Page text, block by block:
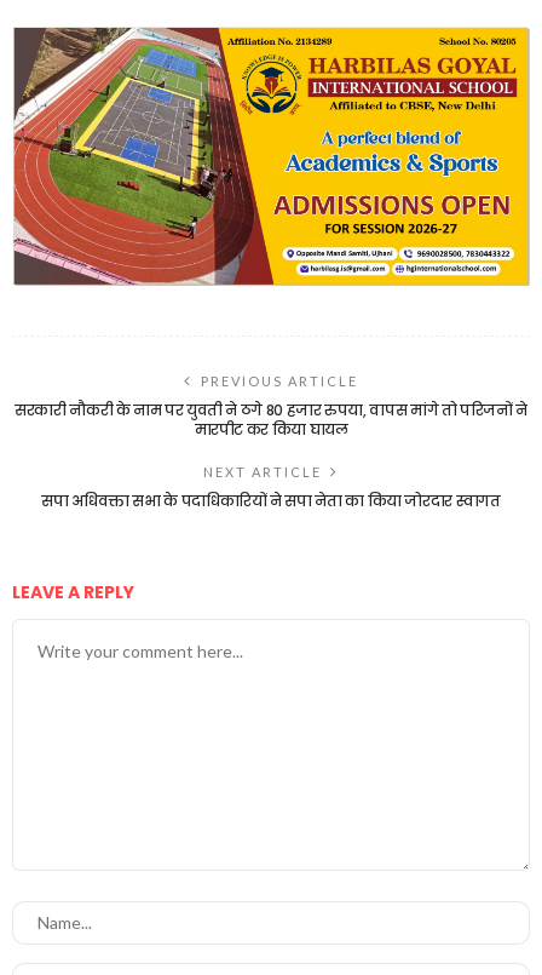
PREVIOUS ARTICLE
सरकारी नौकरी के नाम पर युवती ने ठगे 80 हजार रुपया, वापस मांगे तो परिजनों ने
मारपीट कर किया घायल
NEXT ARTICLE
सपा अधिवक्ता सभा के पदाधिकारियों ने सपा नेता का किया जोरदार स्वागत
LEAVE A REPLY